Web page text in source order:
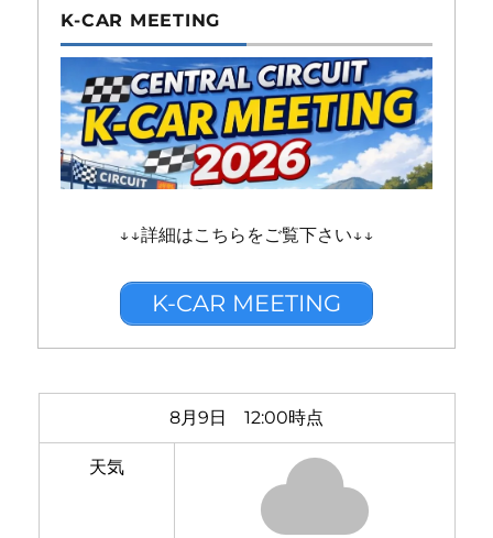
K-CAR MEETING
↓↓詳細はこちらをご覧下さい↓↓
K-CAR MEETING
8月9日 12:00時点
天気